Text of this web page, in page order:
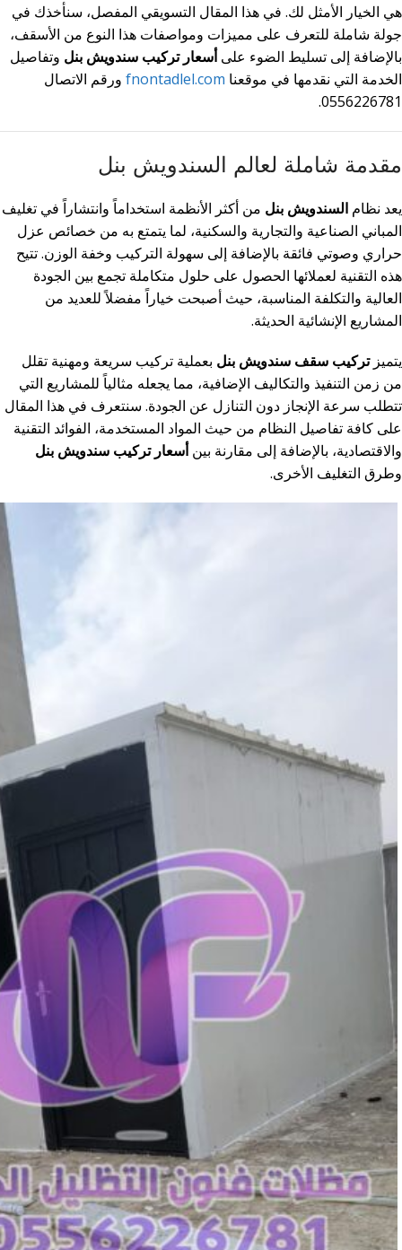
هي الخيار الأمثل لك. في هذا المقال التسويقي المفصل، سنأخذك في
جولة شاملة للتعرف على مميزات ومواصفات هذا النوع من الأسقف،
بالإضافة إلى تسليط الضوء علىأسعار تركيب سندويش بنل وتفاصيل
الخدمة التي نقدمها في موقعنا fnontadlel.com ورقم الاتصال
0556226781.
مقدمة شاملة لعالم السندويش بنل
يعد نظام السندويش بنل من أكثر الأنظمة استخداماً وانتشاراً في تغليف
المباني الصناعية والتجارية والسكنية، لما يتمتع به من خصائص عزل
حراري وصوتي فائقة بالإضافة إلى سهولة التركيب وخفة الوزن. تتيح
هذه التقنية لعملائها الحصول على حلول متكاملة تجمع بين الجودة
العالية والتكلفة المناسبة، حيث أصبحت خياراً مفضلاً للعديد من
المشاريع الإنشائية الحديثة.
يتميزتركيب سقف سندويش بنل بعملية تركيب سريعة ومهنية تقلل
من زمن التنفيذ والتكاليف الإضافية، مما يجعله مثالياً للمشاريع التي
تتطلب سرعة الإنجاز دون التنازل عن الجودة. سنتعرف في هذا المقال
على كافة تفاصيل النظام من حيث المواد المستخدمة، الفوائد التقنية
والاقتصادية، بالإضافة إلى مقارنة بينأسعار تركيب سندويش بنل
وطرق التغليف الأخرى.